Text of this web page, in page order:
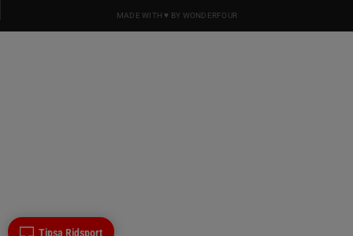
Tipsa Ridsport
MADE WITH ♥ BY WONDERFOUR